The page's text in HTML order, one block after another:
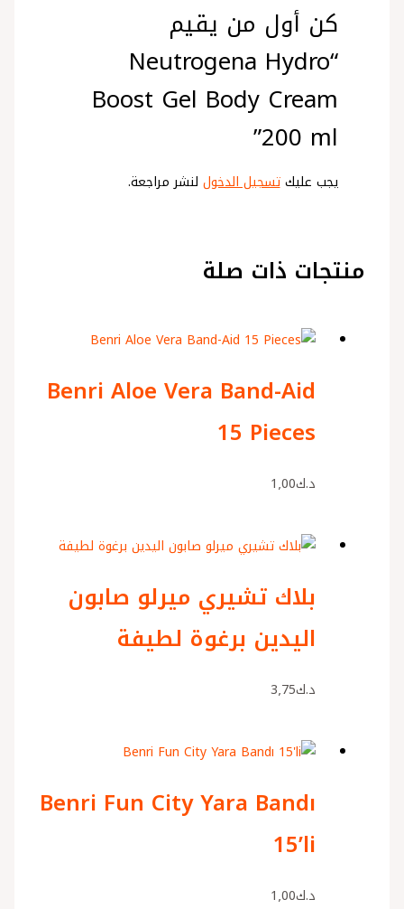
كن أول من يقيم
“Neutrogena Hydro
Boost Gel Body Cream
200 ml”
يجب عليكتسجيل الدخول لنشر مراجعة.
منتجات ذات صلة
Benri Aloe Vera Band-Aid
15 Pieces
د.ك1٫00
بلاك تشيري ميرلو صابون
اليدين برغوة لطيفة
د.ك3٫75
Benri Fun City Yara Bandı
15’li
د.ك1٫00